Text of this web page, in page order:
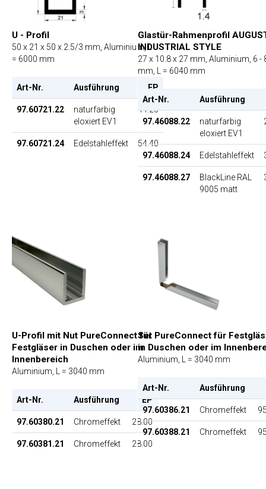
U - Profil
50 x 21 x 50 x 2.5/3 mm, Aluminium, L
= 6000 mm
Art-Nr. Ausführung EP
97.60721.22
naturfarbig
eloxiert EV1
44.20
97.60721.24 Edelstahleffekt 54.40
Glastür-Rahmenprofil
INDUSTRIAL STYLE
27 x 10.8 x 27 mm, Aluminium, 6 -
mm, L = 6040 mm
Art-Nr. Ausführung
97.46088.22
naturfarbig
eloxiert EV1
97.46088.24 Edelstahleffekt
97.46088.27
BlackLine RAL
9005 matt
U-Profil mit Nut PureConnect für
Festgläser in Duschen oder im
Innenbereich
Aluminium, L = 3040 mm
Art-Nr. Ausführung EP
97.60380.21 Chromeffekt 28.00
97.60381.21 Chromeffekt 28.00
Set PureConnect für
in Duschen oder im
Aluminium, L = 3040 mm
Art-Nr. Ausführung
97.60386.21 Chromeffekt
97.60388.21 Chromeffekt